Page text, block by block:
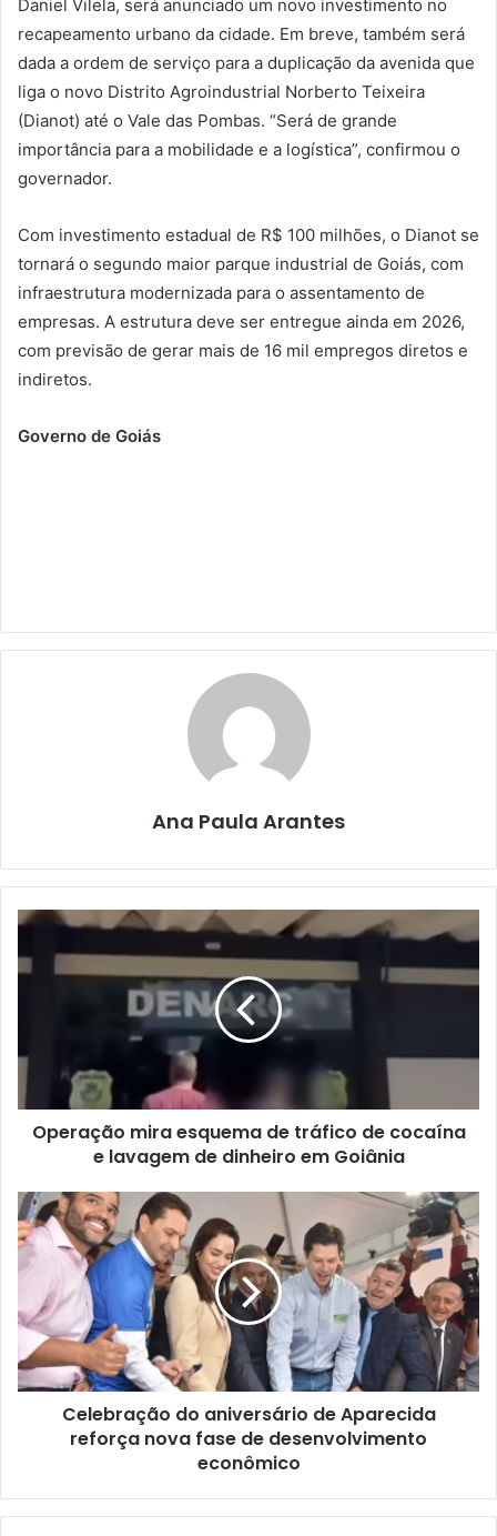
Daniel Vilela, será anunciado um novo investimento no
recapeamento urbano da cidade. Em breve, também será
dada a ordem de serviço para a duplicação da avenida que
liga o novo Distrito Agroindustrial Norberto Teixeira
(Dianot) até o Vale das Pombas. “Será de grande
importância para a mobilidade e a logística”, confirmou o
governador.
Com investimento estadual de R$ 100 milhões, o Dianot se
tornará o segundo maior parque industrial de Goiás, com
infraestrutura modernizada para o assentamento de
empresas. A estrutura deve ser entregue ainda em 2026,
com previsão de gerar mais de 16 mil empregos diretos e
indiretos.
Governo de Goiás
Ana Paula Arantes
Operação mira esquema de tráfico de cocaína
e lavagem de dinheiro em Goiânia
Celebração do aniversário de Aparecida
reforça nova fase de desenvolvimento
econômico